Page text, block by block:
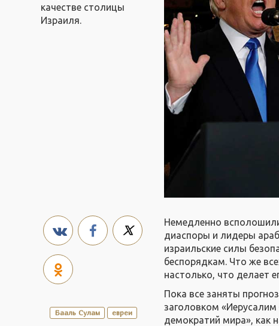
качестве столицы
Израиля.
Бааль Сулам евреи
Немедленно
диаспоры и лидеры
израильские силы
беспорядкам. Что же
настолько, что делает
Пока все заняты
заголовком
демократий мира», как